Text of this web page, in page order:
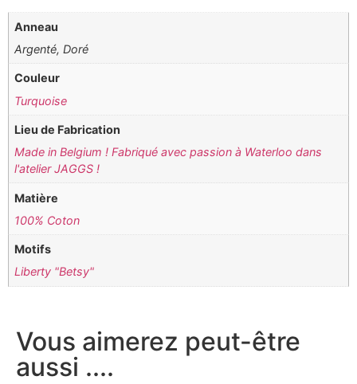
Anneau
Argenté, Doré
Couleur
Turquoise
Lieu de Fabrication
Made in Belgium ! Fabriqué avec passion à Waterloo dans
l'atelier JAGGS !
Matière
100% Coton
Motifs
Liberty "Betsy"
Vous aimerez peut-être
aussi ....